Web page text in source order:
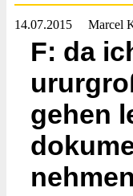
14.07.2015 Marcel
F: da
gehen